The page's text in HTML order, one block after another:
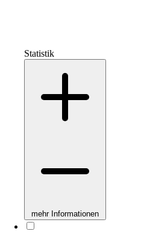
Statistik
mehr Informationen